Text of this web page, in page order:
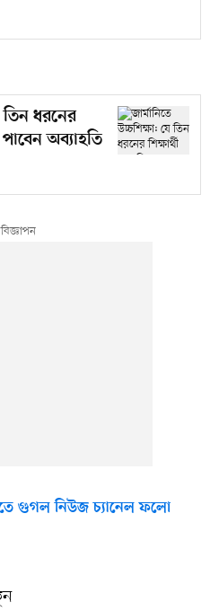
তিন ধরনের
পাবেন অব্যাহতি
গুগল নিউজ চ্যানেল ফলো